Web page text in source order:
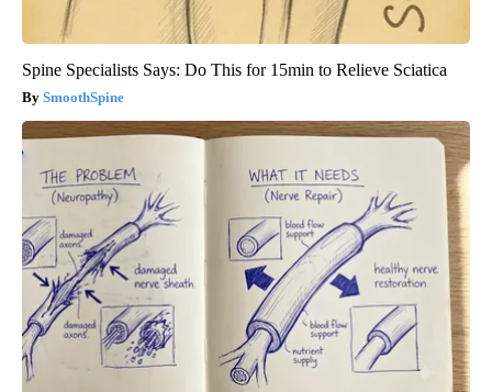
Spine Specialists Says: Do This for 15min to Relieve Sciatica
SmoothSpine